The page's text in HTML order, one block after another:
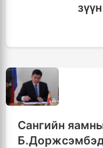
Сангийн